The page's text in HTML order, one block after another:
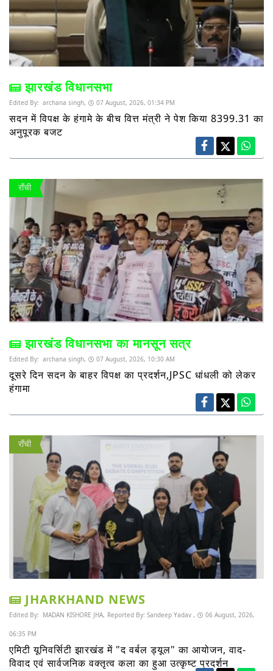
झारखंड विधानसभा
Edited By: archana singh, 07 August, 2026, 01:34 PM
सदन में विपक्ष के हंगामे के बीच वित्त मंत्री ने पेश किया 8399.31 का
अनुपूरक बजट
राँची
झारखंड विधानसभा का मानसून सत्र
Edited By: archana singh, 07 August, 2026, 10:30 AM
दूसरे दिन सदन के बाहर विपक्ष का प्रदर्शन,JPSC धांधली को लेकर
हंगामा
राँची
JHARKHAND NEWS
Edited By: MADAN KISHORE JHA, Reported By: Sandeep Yadav , 06 August, 2026,
06:35 PM
एमिटी यूनिवर्सिटी झारखंड में "द वर्बल ड्यूल" का आयोजन, वाद-
विवाद एवं सार्वजनिक वक्तृत्व कला का हुआ उत्कृष्ट प्रदर्शन